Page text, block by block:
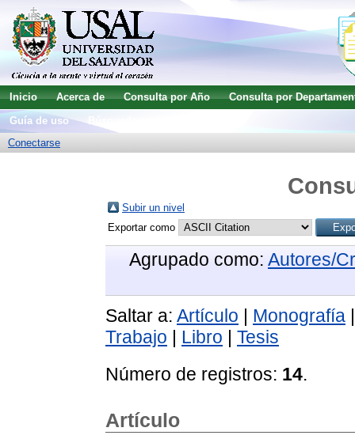
Inicio Acerca de Consulta por Año
Consulta por
Guía de uso
Conectarse
Subir un nivel
Exportar como
Agrupado como: Autores/
Saltar a: Artículo | Monografía
Trabajo | Libro | Tesis
Número de registros: 14.
Artículo